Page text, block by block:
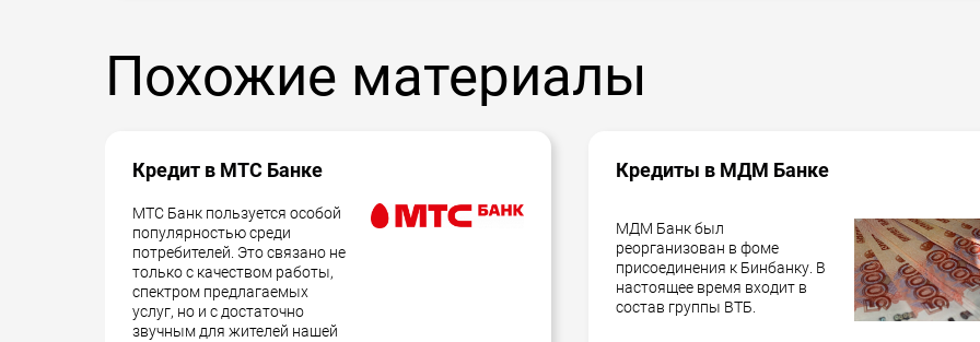
Похожие материалы
Кредит в МТС Банке
МТС Банк пользуется особой
популярностью среди
потребителей. Это связано не
только с качеством работы,
спектром предлагаемых
услуг, но и с достаточно
звучным для жителей нашей
Кредиты в МДМ Банке
МДМ Банк был
реорганизован в фоме
присоединения к Бинбанку. В
настоящее время входит в
состав группы ВТБ.